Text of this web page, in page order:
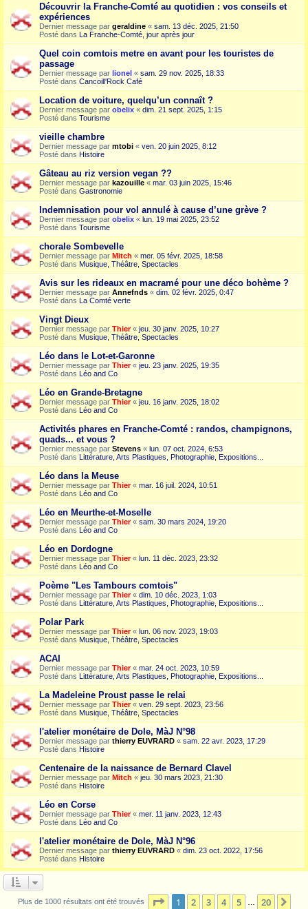
Découvrir la Franche-Comté au quotidien : vos conseils et
expériences
Dernier message par geraldine « sam. 13 déc. 2025, 21:50
Posté dans La Franche-Comté, jour après jour
Quel coin comtois metre en avant pour les touristes de
passage
Dernier message par lionel « sam. 29 nov. 2025, 18:33
Posté dans Cancoill'Rock Café
Location de voiture, quelqu’un connaît ?
Dernier message par obelix « dim. 21 sept. 2025, 1:15
Posté dans Tourisme
vieille chambre
Dernier message par mtobi « ven. 20 juin 2025, 8:12
Posté dans Histoire
Gâteau au riz version vegan ??
Dernier message par kazouille « mar. 03 juin 2025, 15:46
Posté dans Gastronomie
Indemnisation pour vol annulé à cause d’une grève ?
Dernier message par obelix « lun. 19 mai 2025, 23:52
Posté dans Tourisme
chorale Sombevelle
Dernier message par Mitch « mer. 05 févr. 2025, 18:58
Posté dans Musique, Théâtre, Spectacles
Avis sur les rideaux en macramé pour une déco bohème ?
Dernier message par Annefnds « dim. 02 févr. 2025, 0:47
Posté dans La Comté verte
Vingt Dieux
Dernier message par Thier« jeu. 30 janv. 2025, 10:27
Posté dans Musique, Théâtre, Spectacles
Léo dans le Lot-et-Garonne
Dernier message par Thier« jeu. 23 janv. 2025, 19:35
Posté dans Léo and Co
Léo en Grande-Bretagne
Dernier message par Thier« jeu. 16 janv. 2025, 18:02
Posté dans Léo and Co
Activités phares en Franche-Comté : randos, champignons,
quads... et vous ?
Dernier message par Stevens « lun. 07 oct. 2024, 6:53
Posté dans Littérature, Arts Plastiques, Photographie, Expositions...
Léo dans la Meuse
Dernier message par Thier« mar. 16 juil. 2024, 10:51
Posté dans Léo and Co
Léo en Meurthe-et-Moselle
Dernier message par Thier« sam. 30 mars 2024, 19:20
Posté dans Léo and Co
Léo en Dordogne
Dernier message par Thier« lun. 11 déc. 2023, 23:32
Posté dans Léo and Co
Poème "Les Tambours comtois"
Dernier message par Thier« dim. 10 déc. 2023, 1:03
Posté dans Littérature, Arts Plastiques, Photographie, Expositions...
Polar Park
Dernier message par Thier« lun. 06 nov. 2023, 19:03
Posté dans Musique, Théâtre, Spectacles
ACAI
Dernier message par Thier« mar. 24 oct. 2023, 10:59
Posté dans Littérature, Arts Plastiques, Photographie, Expositions...
La Madeleine Proust passe le relai
Dernier message par Thier« ven. 29 sept. 2023, 23:56
Posté dans Musique, Théâtre, Spectacles
l'atelier monétaire de Dole, MàJ N°98
Dernier message par thierry EUVRARD « sam. 22 avr. 2023, 17:29
Posté dans Histoire
Centenaire de la naissance de Bernard Clavel
Dernier message par Mitch « jeu. 30 mars 2023, 21:30
Posté dans Histoire
Léo en Corse
Dernier message par Thier« mer. 11 janv. 2023, 12:43
Posté dans Léo and Co
l'atelier monétaire de Dole, MàJ N°96
Dernier message par thierry EUVRARD « dim. 23 oct. 2022, 17:56
Posté dans Histoire
Plus de 1000 résultats ont été trouvés Page 1sur20
1 2 3 4 5 20